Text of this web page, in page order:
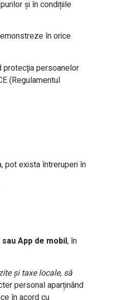
și în condițiile
în orice
protecţia persoanelor
(Regulamentul
pot exista întreruperi în
App de mobil, în
şi taxe locale, să
personal aparținând
în acord cu